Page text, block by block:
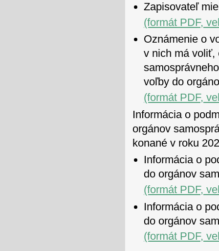
Zapisovateľ
(formát PDF,
Oznámenie o
v nich má voliť,
voľby do
(formát PDF,
Informácia o
orgánov
konané v roku
Informácia o
do orgánov
(formát PDF,
Informácia o
do orgánov
(formát PDF,